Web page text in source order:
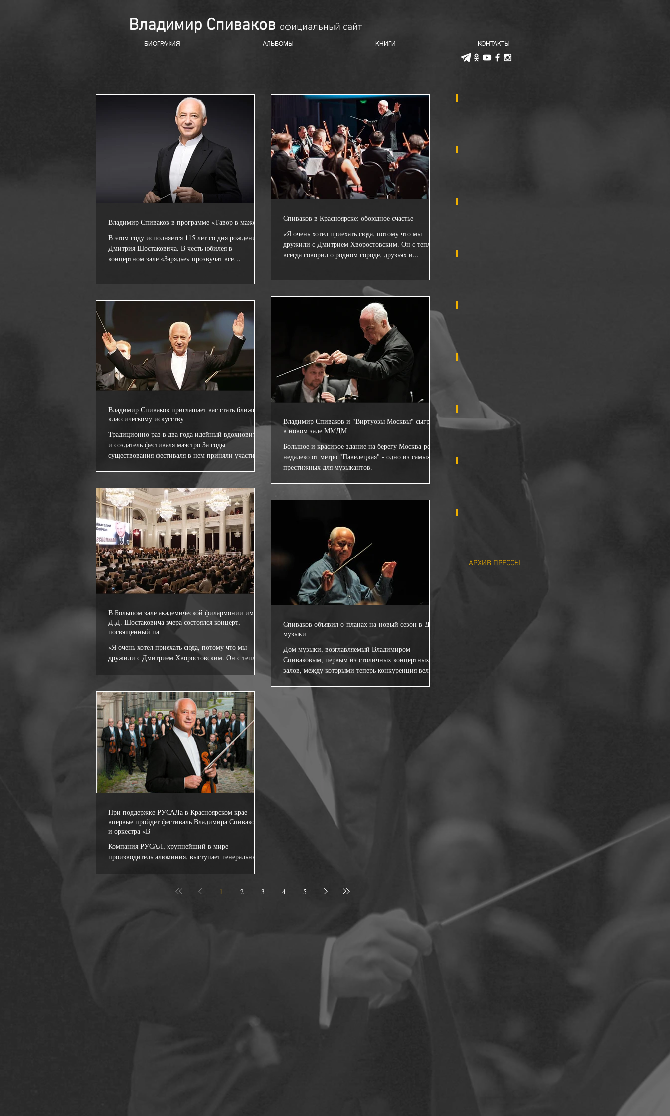
Владимир Спиваков oфициальный сайт
БИОГРАФИЯ АЛЬБОМЫ КНИГИ КОНТАКТЫ
Владимир Спиваков в программе «Тавор в мажоре»
В этом году исполняется 115 лет со дня рождения
Дмитрия Шостаковича. В честь юбилея в
концертном зале «Зарядье» прозвучат все
Спиваков в Красноярске: обоюдное счастье
«Я очень хотел приехать сюда, потому что мы
дружили с Дмитрием Хворостовским. Он с теплом
всегда говорил о родном городе, друзьях и...
Владимир Спиваков приглашает вас стать ближе к
классическому искусству
Традиционно раз в два года идейный вдохновитель
и создатель фестиваля маэстро За годы
существования фестиваля в нем приняли участие...
Владимир Спиваков и "Виртуозы Москвы" сыграют
в новом зале ММДМ
Большое и красивое здание на берегу Москва-реки,
недалеко от метро "Павелецкая" - одно из самых
престижных для музыкантов.
В Большом зале академической филармонии им.
Д.Д. Шостаковича вчера состоялся концерт,
посвященный па
«Я очень хотел приехать сюда, потому что мы
дружили с Дмитрием Хворостовским. Он с теплом
Спиваков объявил о планах на новый сезон в Доме
музыки
Дом музыки, возглавляемый Владимиром
Спиваковым, первым из столичных концертных
залов, между которыми теперь конкуренция велика,
объявил...
При поддержке РУСАЛа в Красноярском крае
впервые пройдет фестиваль Владимира Спивакова
и оркестра «В
Компания РУСАЛ, крупнейший в мире
производитель алюминия, выступает генеральным
оркестра...
1
2 3 4 5
2014
АРХИВ ПРЕССЫ